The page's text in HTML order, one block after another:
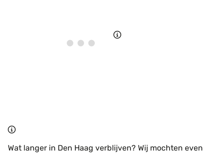
Wat langer in Den Haag verblijven? Wij mochten even